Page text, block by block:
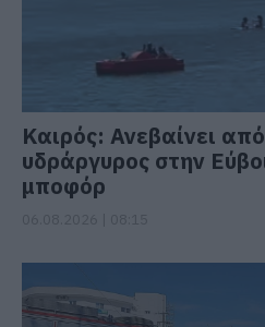
Καιρός: Ανεβαίνει
υδράργυρος στην
μποφόρ